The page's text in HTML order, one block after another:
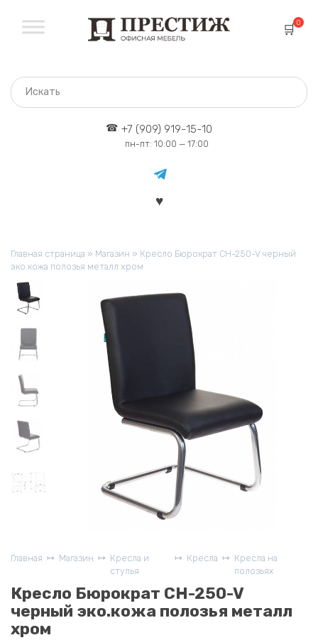
содержанию
0
+7 (909) 919-15-10
пн-пт: 10:00 — 17:00
Главная страница » Магазин » Кресло Бюрократ CH-250-V черный
эко.кожа полозья металл хром
Главная Магазин
Кресла и
стулья
Кресла
Кресла на
полозьях
Кресло Бюрократ CH-250-V
черный эко.кожа полозья металл
хром